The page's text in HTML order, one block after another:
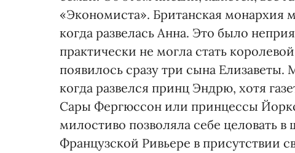
«Экономиста». Британская монархия
когда развелась Анна. Это было
практически не могла стать
появилось сразу три сына
когда развелся принц Эндрю, хотя
Сары Фергюссон или принцессы
милостиво позволяла себе целовать
Французской Ривьере в присутствии